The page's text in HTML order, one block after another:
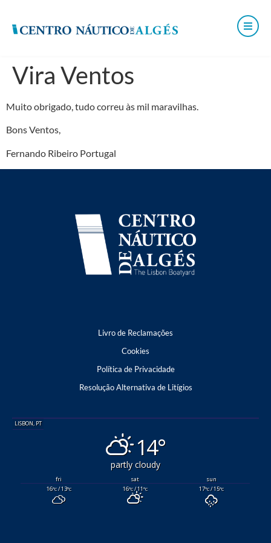
Vira Ventos
Muito obrigado, tudo correu às mil maravilhas.
Bons Ventos,
Fernando Ribeiro Portugal
Livro de Reclamações
Cookies
Política de Privacidade
Resolução Alternativa de Litígios
LISBON, PT
14°
partly cloudy
fri sat
sun
16°C/ 13°C 16°C/ 11°C 17°C/ 15°C